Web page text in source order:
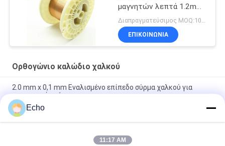
μαγνητών λεπτά 1.2mm
για το τύλιγμα
ΕΠΙΚΟΙΝΩΝΙΑ
Ορθογώνιο καλώδιο χαλκού
2.0 mm x 0,1 mm Εναλισμένο επίπεδο σύρμα χαλκού για
ενεργειακά οχήματα
Υπερ 1,8 mmx0,2 mm UL AIW Εναμελωμένο χαλκό επίπεδο
σύρμα για κινητήρα
Echo
11:17 AM